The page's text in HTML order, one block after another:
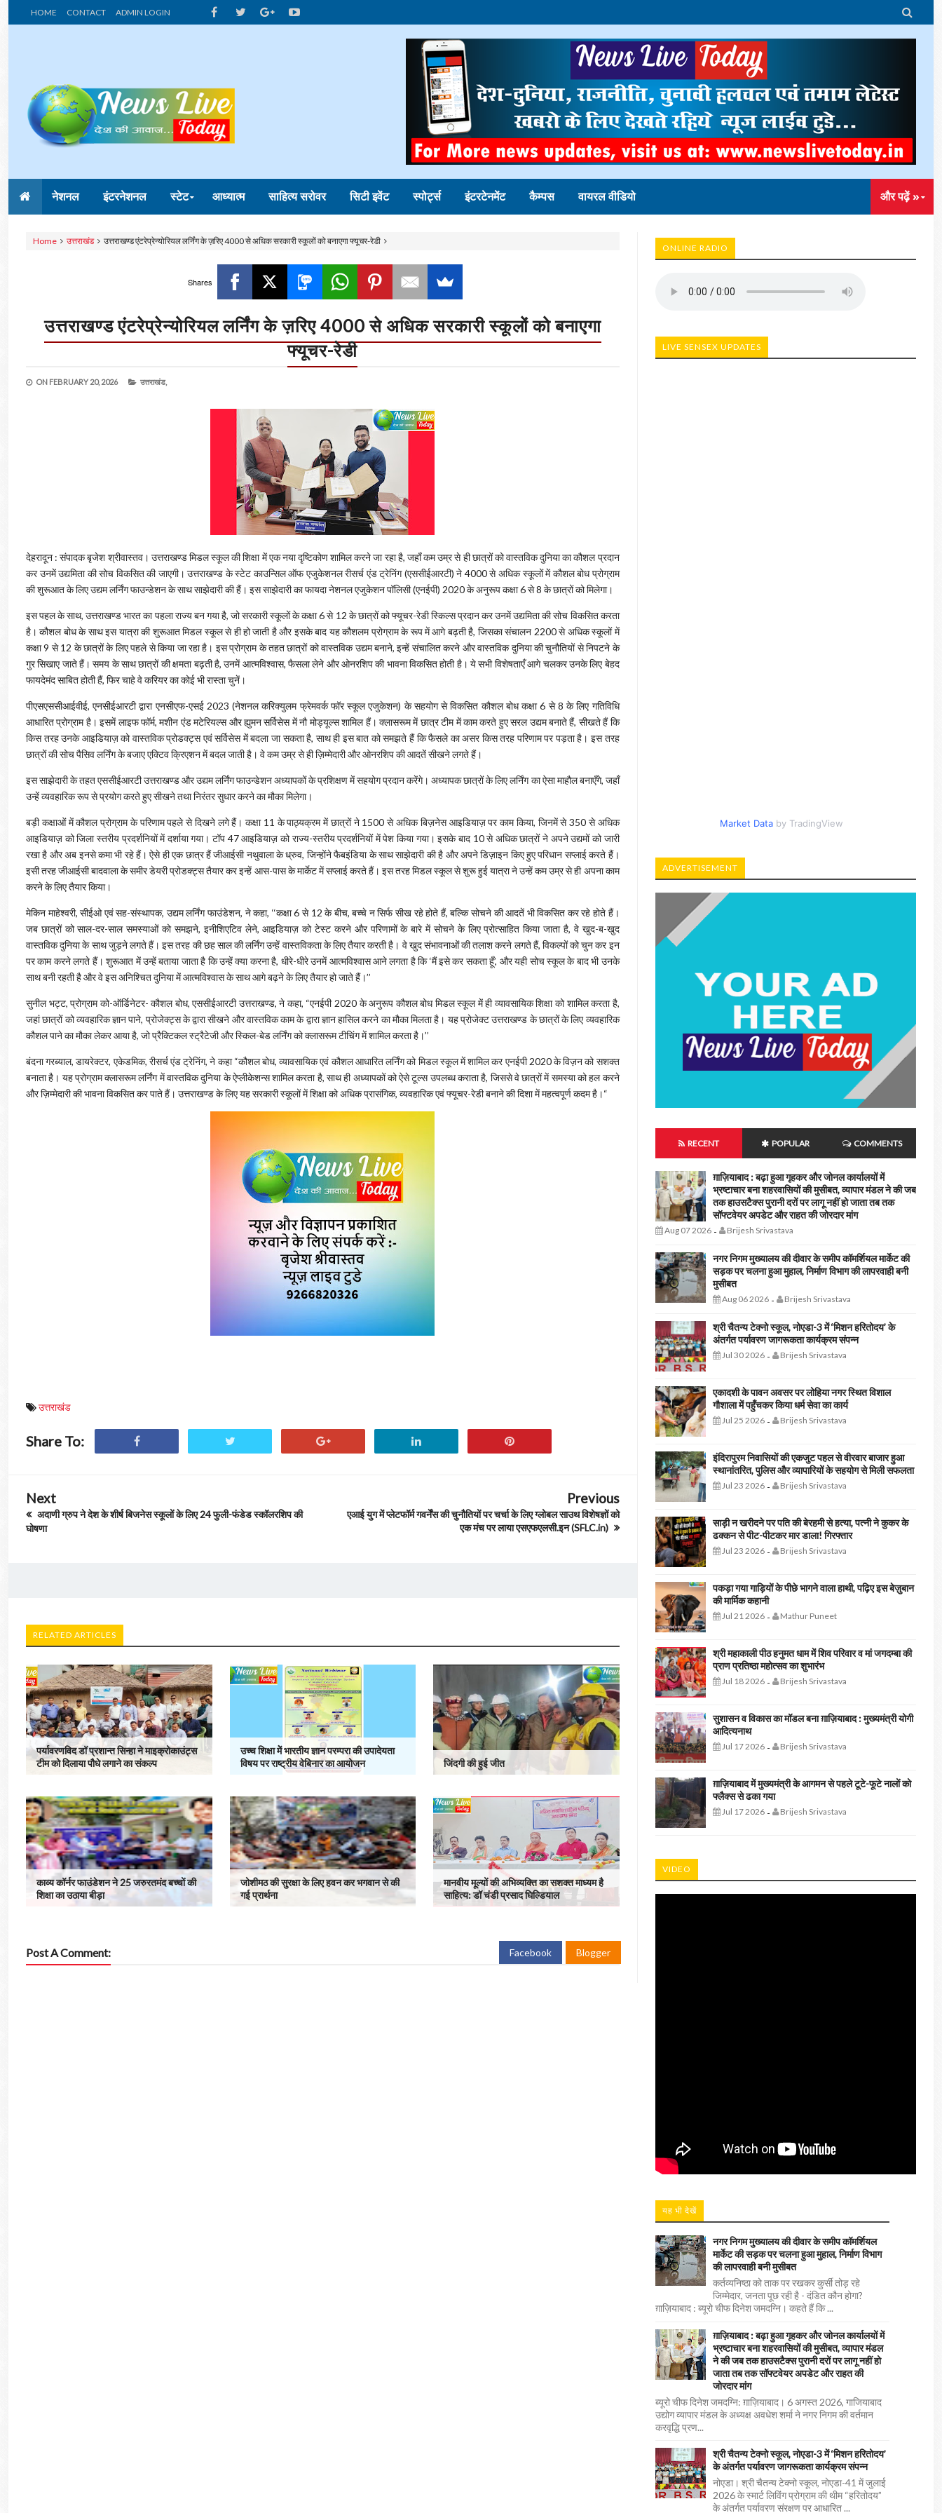
HOME CONTACT ADMIN LOGIN 
नेशनल इंटरनेशनल स्टेट आध्यात्म साहित्य सरोवर सिटी इवेंट स्पोर्ट्स इंटरटेनमेंट कैम्पस वायरल वीडियो और पढ़ें »
Home उत्तराखंड उत्तराखण्ड एंटरेप्रेन्योरियल लर्निंग के ज़रिए 4000 से अधिक सरकारी स्कूलों को बनाएगा फ्यूचर-रेडी
Shares
उत्तराखण्ड एंटरेप्रेन्योरियल लर्निंग के ज़रिए 4000 से अधिक सरकारी स्कूलों को बनाएगा
फ्यूचर-रेडी
ON FEBRUARY 20, 2026 उत्तराखंड,
देहरादून : संपादक बृजेश श्रीवास्तव। उत्तराखण्ड मिडल स्कूल की शिक्षा में एक नया दृष्टिकोण शामिल करने जा रहा है, जहाँ कम उम्र से ही छात्रों को वास्तविक दुनिया का कौशल प्रदान
कर उनमें उद्यमिता की सोच विकसित की जाएगी। उत्तराखण्ड के स्टेट काउन्सिल ऑफ एजुकेशनल रीसर्च एंड ट्रेनिंग (एससीईआरटी) ने 4000 से अधिक स्कूलों में कौशल बोध प्रोग्राम
की शुरूआत के लिए उद्यम लर्निंग फाउन्डेशन के साथ साझेदारी की हैं। इस साझेदारी का फायदा नेशनल एजुकेशन पॉलिसी (एनईपी) 2020 के अनुरूप कक्षा 6 से 8 के छात्रों को मिलेगा।
इस पहल के साथ, उत्तराखण्ड भारत का पहला राज्य बन गया है, जो सरकारी स्कूलों के कक्षा 6 से 12 के छात्रों को फ्यूचर-रेडी स्किल्स प्रदान कर उनमें उद्यमिता की सोच विकसित करता
है। कौशल बोध के साथ इस यात्रा की शुरूआत मिडल स्कूल से ही हो जाती है और इसके बाद यह कौशलम प्रोग्राम के रूप में आगे बढ़ती है, जिसका संचालन 2200 से अधिक स्कूलों में
कक्षा 9 से 12 के छात्रों के लिए पहले से किया जा रहा है। इस प्रोग्राम के तहत छात्रों को वास्तविक उद्यम बनाने, इन्हें संचालित करने और वास्तविक दुनिया की चुनौतियों से निपटने के
गुर सिखाए जाते हैं। समय के साथ छात्रों की क्षमता बढ़ती है, उनमें आत्मविश्वास, फैसला लेने और ओनरशिप की भावना विकसित होती है। ये सभी विशेषताएँ आगे चलकर उनके लिए बेहद
फायदेमंद साबित होती हैं, फिर चाहे वे करियर का कोई भी रास्ता चुनें।
पीएसएससीआईवीई, एनसीईआरटी द्वारा एनसीएफ-एसई 2023 (नेशनल करिक्युलम फ्रेमवर्क फॉर स्कूल एजुकेशन) के सहयोग से विकसित कौशल बोध कक्षा 6 से 8 के लिए गतिविधि
आधारित प्रोग्राम है। इसमें लाइफ फॉर्म, मशीन एंड मटेरियल्स और ह्युमन सर्विसेस में नौ मोड्यूल्स शामिल हैं। क्लासरूम में छात्र टीम में काम करते हुए सरल उद्यम बनाते हैं, सीखते हैं कि
किस तरह उनके आइडियाज़ को वास्तविक प्रोडक्ट्स एवं सर्विसेस में बदला जा सकता है, साथ ही इस बात को समझते हैं कि फैसले का असर किस तरह परिणाम पर पड़ता है। इस तरह
छात्रों की सोच पैसिव लर्निंग के बजाए एक्टिव क्रिएशन में बदल जाती है। वे कम उम्र से ही ज़िम्मेदारी और ओनरशिप की आदतें सीखने लगते हैं।
इस साझेदारी के तहत एससीईआरटी उत्तराखण्ड और उद्यम लर्निंग फाउन्डेशन अध्यापकों के प्रशिक्षण में सहयोग प्रदान करेंगे। अध्यापक छात्रों के लिए लर्निंग का ऐसा माहौल बनाएँगे, जहाँ
उन्हें व्यवहारिक रूप से प्रयोग करते हुए सीखने तथा निरंतर सुधार करने का मौका मिलेगा।
बड़ी कक्षाओं में कौशल प्रोग्राम के परिणाम पहले से दिखने लगे हैं। कक्षा 11 के पाठ्यक्रम में छात्रों ने 1500 से अधिक बिज़नेस आइडियाज़ पर काम किया, जिनमें से 350 से अधिक
आइडियाज़ को जिला स्तरीय प्रदर्शनियों में दर्शाया गया। टॉप 47 आइडियाज़ को राज्य-स्तरीय प्रदर्शनियों में पेश किया गया। इसके बाद 10 से अधिक छात्रों ने अपने उद्यमों को जारी
रखा है और अब इनसे कमा भी रहे हैं। ऐसे ही एक छात्र हैं जीआईसी नथुवाला के ध्रुव, जिन्होंने फैबइंडिया के साथ साझेदारी की है और अपने डिज़ाइन किए हुए परिधान सप्लाई करते हैं।
इसी तरह जीआईसी बादवाला के समीर डेयरी प्रोडक्ट्स तैयार कर इन्हें आस-पास के मार्केट में सप्लाई करते हैं। इस तरह मिडल स्कूल से शुरू हुई यात्रा ने उन्हें कम उम्र से ही अपना काम
करने के लिए तैयार किया।
मेकिन माहेश्वरी, सीईओ एवं सह-संस्थापक, उद्यम लर्निंग फाउंडेशन, ने कहा, ‘‘कक्षा 6 से 12 के बीच, बच्चे न सिर्फ सीख रहे होते हैं, बल्कि सोचने की आदतें भी विकसित कर रहे होते हैं।
जब छात्रों को साल-दर-साल समस्याओं को समझने, इनीशिएटिव लेने, आइडियाज़ को टेस्ट करने और परिणामों के बारे में सोचने के लिए प्रोत्साहित किया जाता है, वे खुद-ब-खुद
वास्तविक दुनिया के साथ जुड़ने लगते हैं। इस तरह की छह साल की लर्निंग उन्हें वास्तविकता के लिए तैयार करती है। वे खुद संभावनाओं की तलाश करने लगते हैं, विकल्पों को चुन कर इन
पर काम करने लगते हैं। शुरूआत में उन्हें बताया जाता है कि उन्हें क्या करना है, धीरे-धीरे उनमें आत्मविश्वास आने लगता है कि ‘मैं इसे कर सकता हूँ’, और यही सोच स्कूल के बाद भी उनके
साथ बनी रहती है और वे इस अनिश्चित दुनिया में आत्मविश्वास के साथ आगे बढ़ने के लिए तैयार हो जाते हैं।’’
सुनील भट्ट, प्रोग्राम को-ऑर्डिनेटर- कौशल बोध, एससीईआरटी उत्तराखण्ड, ने कहा, “एनईपी 2020 के अनुरूप कौशल बोध मिडल स्कूल में ही व्यावसायिक शिक्षा को शामिल करता है,
जहां छात्रों को व्यवहारिक ज्ञान पाने, प्रोजेक्ट्स के द्वारा सीखने और वास्तविक काम के द्वारा ज्ञान हासिल करने का मौका मिलता है। यह प्रोजेक्ट उत्तराखण्ड के छात्रों के लिए व्यवहारिक
कौशल पाने का मौका लेकर आया है, जो प्रैक्टिकल स्ट्रैटेजी और स्किल-बेड लर्निंग को क्लासरूम टीचिंग में शामिल करता है।’’
बंदना गरब्याल, डायरेक्टर, एकेडमिक, रीसर्च एंड ट्रेनिंग, ने कहा “कौशल बोध, व्यावसायिक एवं कौशल आधारित लर्निंग को मिडल स्कूल में शामिल कर एनईपी 2020 के विज़न को सशक्त
बनाता है। यह प्रोग्राम क्लासरूम लर्निंग में वास्तविक दुनिया के ऐप्लीकेशन्स शामिल करता है, साथ ही अध्यापकों को ऐसे टूल्स उपलब्ध कराता है, जिससे वे छात्रों में समस्या को हल करने
और ज़िम्मेदारी की भावना विकसित कर पाते हैं। उत्तराखण्ड के लिए यह सरकारी स्कूलों में शिक्षा को अधिक प्रासंगिक, व्यवहारिक एवं फ्यूचर-रेडी बनाने की दिशा में महत्वपूर्ण कदम है।“
उत्तराखंड
Share To:
Next
अदाणी ग्रुप ने देश के शीर्ष बिजनेस स्कूलों के लिए 24 फुली-फंडेड स्कॉलरशिप की
घोषणा
Previous
एआई युग में प्लेटफॉर्म गवर्नेंस की चुनौतियों पर चर्चा के लिए ग्लोबल साउथ विशेषज्ञों को
एक मंच पर लाया एसएफएलसी.इन (SFLC.in)
RELATED ARTICLES
पर्यावरणविद डॉ प्रशान्त सिन्हा ने माइक्रोकाउंट्स
टीम को दिलाया पौधे लगाने का संकल्प
उच्च शिक्षा मेें भारतीय ज्ञान परम्परा की उपादेयता
विषय पर राष्ट्रीय वेबिनार का आयोजन
जिंदगी की हुई जीत
काव्य कॉर्नर फाउंडेशन ने 25 जरुरतमंद बच्चों की
शिक्षा का उठाया बीड़ा
जोशीमठ की सुरक्षा के लिए हवन कर भगवान से की
गई प्रार्थना
मानवीय मूल्यों की अभिव्यक्ति का सशक्त माध्यम है
साहित्य: डॉ चंडी प्रसाद घिल्डियाल
Post A Comment: Facebook Blogger
ONLINE RADIO
LIVE SENSEX UPDATES
Market Databy TradingView
ADVERTISEMENT
RECENT POPULAR COMMENTS
ग़ाज़ियाबाद : बढ़ा हुआ गृहकर और जोनल कार्यालयों में
भ्रष्टाचार बना शहरवासियों की मुसीबत, व्यापार मंडल ने की जब
तक हाउसटैक्स पुरानी दरों पर लागू नहीं हो जाता तब तक
सॉफ्टवेयर अपडेट और राहत की जोरदार मांग
Aug 07 2026- Brijesh Srivastava
नगर निगम मुख्यालय की दीवार के समीप कॉमर्शियल मार्केट की
सड़क पर चलना हुआ मुहाल, निर्माण विभाग की लापरवाही बनी
मुसीबत
Aug 06 2026- Brijesh Srivastava
श्री चैतन्य टेक्नो स्कूल, नोएडा-3 में ‘मिशन हरितोदय’ के
अंतर्गत पर्यावरण जागरूकता कार्यक्रम संपन्न
Jul 30 2026- Brijesh Srivastava
एकादशी के पावन अवसर पर लोहिया नगर स्थित विशाल
गौशाला में पहुँचकर किया धर्म सेवा का कार्य
Jul 25 2026- Brijesh Srivastava
इंदिरापुरम निवासियों की एकजुट पहल से वीरवार बाजार हुआ
स्थानांतरित, पुलिस और व्यापारियों के सहयोग से मिली सफलता
Jul 23 2026- Brijesh Srivastava
साड़ी न खरीदने पर पति की बेरहमी से हत्या, पत्नी ने कुकर के
ढक्कन से पीट-पीटकर मार डाला! गिरफ्तार
Jul 23 2026- Brijesh Srivastava
पकड़ा गया गाड़ियों के पीछे भागने वाला हाथी, पढ़िए इस बेज़ुबान
की मार्मिक कहानी
Jul 21 2026- Mathur Puneet
श्री महाकाली पीठ हनुमत धाम में शिव परिवार व मां जगदम्बा की
प्राण प्रतिष्ठा महोत्सव का शुभारंभ
Jul 18 2026- Brijesh Srivastava
सुशासन व विकास का मॉडल बना ग़ाज़ियाबाद : ​मुख्यमंत्री योगी
आदित्यनाथ
Jul 17 2026- Brijesh Srivastava
ग़ाज़ियाबाद में मुख्यमंत्री के आगमन से पहले टूटे-फूटे नालों को
फ्लैक्स से ढका गया
Jul 17 2026- Brijesh Srivastava
VIDEO
यह भी देखें
नगर निगम मुख्यालय की दीवार के समीप कॉमर्शियल
मार्केट की सड़क पर चलना हुआ मुहाल, निर्माण विभाग
की लापरवाही बनी मुसीबत
कर्तव्यनिष्ठा को ताक पर रखकर कुर्सी तोड़ रहे
जिम्मेदार, जनता पूछ रही है - दंडित कौन होगा?
ग़ाज़ियाबाद : ब्यूरो चीफ दिनेश जमदग्नि। कहते हैं कि ...
ग़ाज़ियाबाद : बढ़ा हुआ गृहकर और जोनल कार्यालयों में
भ्रष्टाचार बना शहरवासियों की मुसीबत, व्यापार मंडल
ने की जब तक हाउसटैक्स पुरानी दरों पर लागू नहीं हो
जाता तब तक सॉफ्टवेयर अपडेट और राहत की
जोरदार मांग
ब्यूरो चीफ दिनेश जमदग्नि: ग़ाज़ियाबाद। 6 अगस्त 2026, गाजियाबाद
उद्योग व्यापार मंडल के अध्यक्ष अवधेश शर्मा ने नगर निगम की वर्तमान
करवृद्धि प्रण...
श्री चैतन्य टेक्नो स्कूल, नोएडा-3 में ‘मिशन हरितोदय’
के अंतर्गत पर्यावरण जागरूकता कार्यक्रम संपन्न
नोएडा। श्री चैतन्य टेक्नो स्कूल, नोएडा-41 में जुलाई
2026 के स्मार्ट लिविंग प्रोग्राम की थीम “हरितोदय”
के अंतर्गत पर्यावरण संरक्षण पर आधारित ...